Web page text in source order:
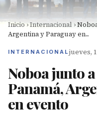
Inicio ›Internacional ›
Argentina y Paraguay en...
INTERNACIONAL jueves,
Noboa junto
Panamá,
en evento